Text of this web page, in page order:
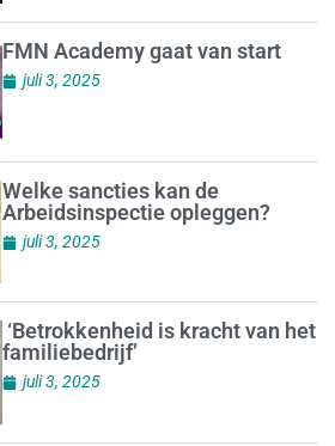
FMN Academy gaat van start
juli 3, 2025
Welke sancties kan de
Arbeidsinspectie opleggen?
juli 3, 2025
‘Betrokkenheid is kracht van het
familiebedrijf’
juli 3, 2025